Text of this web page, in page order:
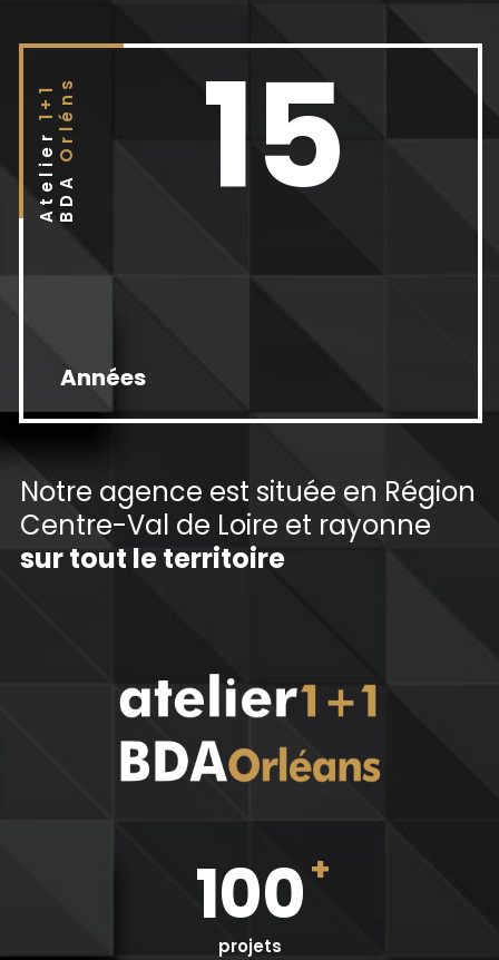
Atelier
1+1
BDA
Orléns 15
Années
Notre agence est située en Région
Centre-Val de Loire et rayonne
sur tout le territoire
100+
projets